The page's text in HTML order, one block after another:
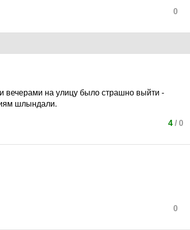
0
вечерами на улицу было страшно выйти -
шлындали.
4/ 0
0